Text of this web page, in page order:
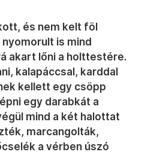
és nem kelt föl
is mind
akart lőni a holttestére.
kalapáccsal, karddal
kellett egy csöpp
egy darabkát a
mind a két halottat
marcangolták,
a vérben úszó